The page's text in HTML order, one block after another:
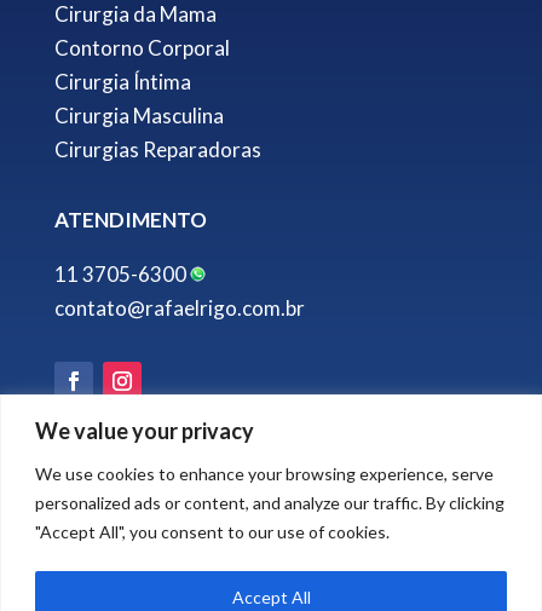
We value your privacy
We use cookies to enhance your browsing experience, serve
personalized ads or content, and analyze our traffic. By clicking
"Accept All", you consent to our use of cookies.
Accept All
Cirurgia da Mama
Contorno Corporal
Cirurgia Íntima
Cirurgia Masculina
Cirurgias Reparadoras
ATENDIMENTO
11 3705-6300
contato@rafaelrigo.com.br
Desenvolvido por